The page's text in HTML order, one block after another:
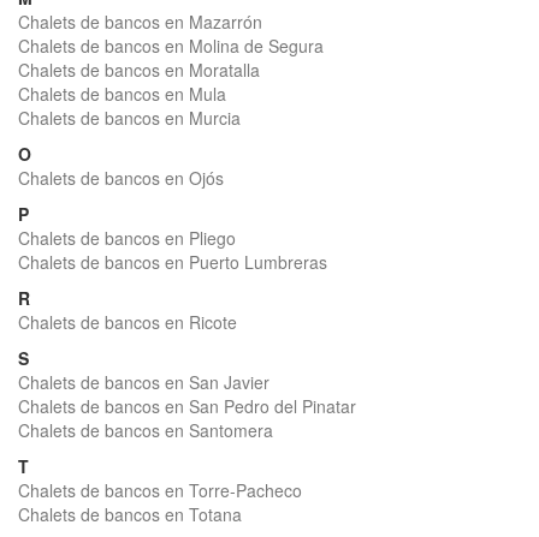
Chalets de bancos en Mazarrón
Chalets de bancos en Molina de Segura
Chalets de bancos en Moratalla
Chalets de bancos en Mula
Chalets de bancos en Murcia
O
Chalets de bancos en Ojós
P
Chalets de bancos en Pliego
Chalets de bancos en Puerto Lumbreras
R
Chalets de bancos en Ricote
S
Chalets de bancos en San Javier
Chalets de bancos en San Pedro del Pinatar
Chalets de bancos en Santomera
T
Chalets de bancos en Torre-Pacheco
Chalets de bancos en Totana